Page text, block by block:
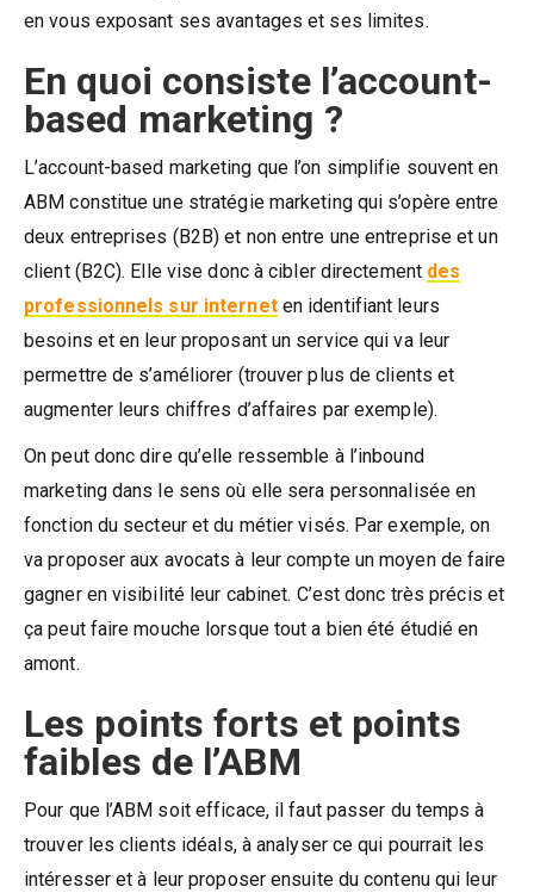
en vous exposant ses avantages et ses limites.
En quoi consiste l’account-
based marketing ?
L’account-based marketing que l’on simplifie souvent en
ABM constitue une stratégie marketing qui s’opère entre
deux entreprises (B2B) et non entre une entreprise et un
client (B2C). Elle vise donc à cibler directement des
professionnels sur interneten identifiant leurs
besoins et en leur proposant un service qui va leur
permettre de s’améliorer (trouver plus de clients et
augmenter leurs chiffres d’affaires par exemple).
On peut donc dire qu’elle ressemble à l’inbound
marketing dans le sens où elle sera personnalisée en
fonction du secteur et du métier visés. Par exemple, on
va proposer aux avocats à leur compte un moyen de faire
gagner en visibilité leur cabinet. C’est donc très précis et
ça peut faire mouche lorsque tout a bien été étudié en
amont.
Les points forts et points
faibles de l’ABM
Pour que l’ABM soit efficace, il faut passer du temps à
trouver les clients idéals, à analyser ce qui pourrait les
intéresser et à leur proposer ensuite du contenu qui leur